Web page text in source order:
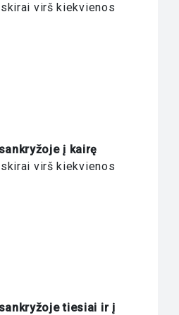
virš kiekvienos
į kairę
virš kiekvienos
tiesiai ir į